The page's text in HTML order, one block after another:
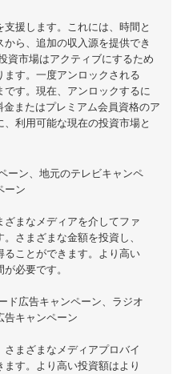
援します。これには、時間と
ら、追加の収入源を提供でき
資市場はアクティブにするため
す。一度アンロックされる
す。現在、アンロックするに
またはプレミアム会員資格のア
利用可能な現在の投資市場と
ーン、地元のテレビキャンペ
ーン
まなメディアを介してファ
さまざまな金額を投資し、
ることができます。より高い
必要です。
ド広告キャンペーン、ラジオ
告キャンペーン
まざまなメディアプロバイ
す。より高い投資額はより